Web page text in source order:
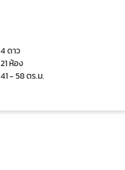
4 ดาว
21 ห้อง
41 - 58 ตร.ม.